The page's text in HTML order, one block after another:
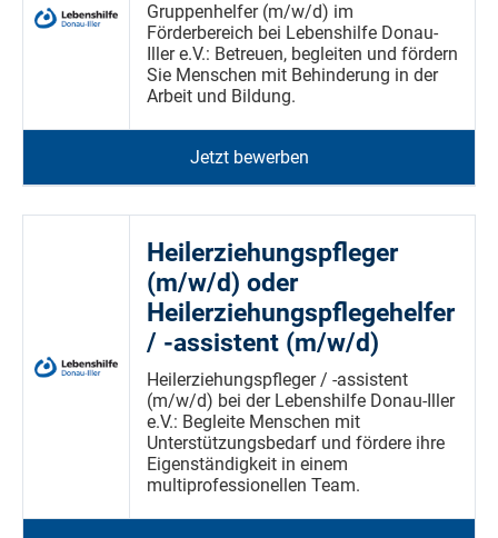
Gruppenhelfer (m/w/d) im
Förderbereich bei Lebenshilfe Donau-
Iller e.V.: Betreuen, begleiten und fördern
Sie Menschen mit Behinderung in der
Arbeit und Bildung.
Jetzt bewerben
Heilerziehungspfleger
(m/w/d) oder
Heilerziehungspflegehelfer
/ -assistent (m/w/d)
Heilerziehungspfleger / -assistent
(m/w/d) bei der Lebenshilfe Donau-Iller
e.V.: Begleite Menschen mit
Unterstützungsbedarf und fördere ihre
Eigenständigkeit in einem
multiprofessionellen Team.